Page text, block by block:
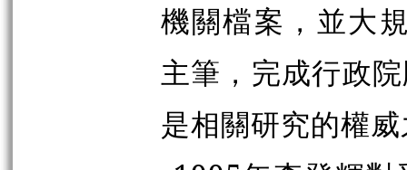
機關檔案，並大
主筆，完成行政
是相關研究的權